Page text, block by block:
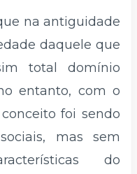
na antiguidade
daquele que
total domínio
entanto, com o
foi sendo
mas sem
do